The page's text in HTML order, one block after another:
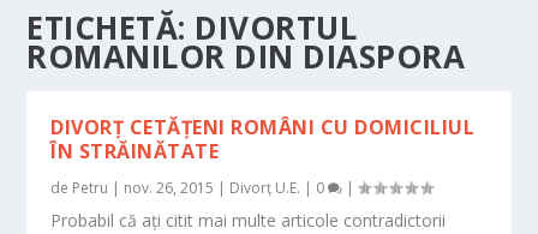
ETICHETĂ: DIVORTUL
ROMANILOR DIN DIASPORA
DIVORȚ CETĂȚENI ROMÂNI CU DOMICILIUL
ÎN STRĂINĂTATE
de Petru | nov. 26, 2015 | Divorț U.E. | 0 |
Probabil că ați citit mai multe articole contradictorii